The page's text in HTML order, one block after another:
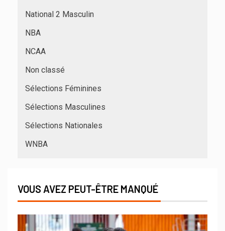
National 2 Masculin
NBA
NCAA
Non classé
Sélections Féminines
Sélections Masculines
Sélections Nationales
WNBA
VOUS AVEZ PEUT-ÊTRE MANQUÉ